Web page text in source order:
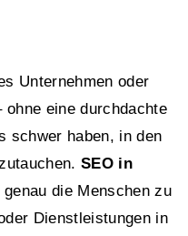
Unternehmen oder
eine durchdachte
schwer haben, in den
SEO in
die Menschen zu
Dienstleistungen in